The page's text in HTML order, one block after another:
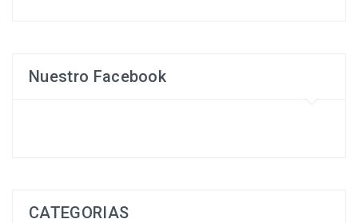
Nuestro Facebook
CATEGORIAS